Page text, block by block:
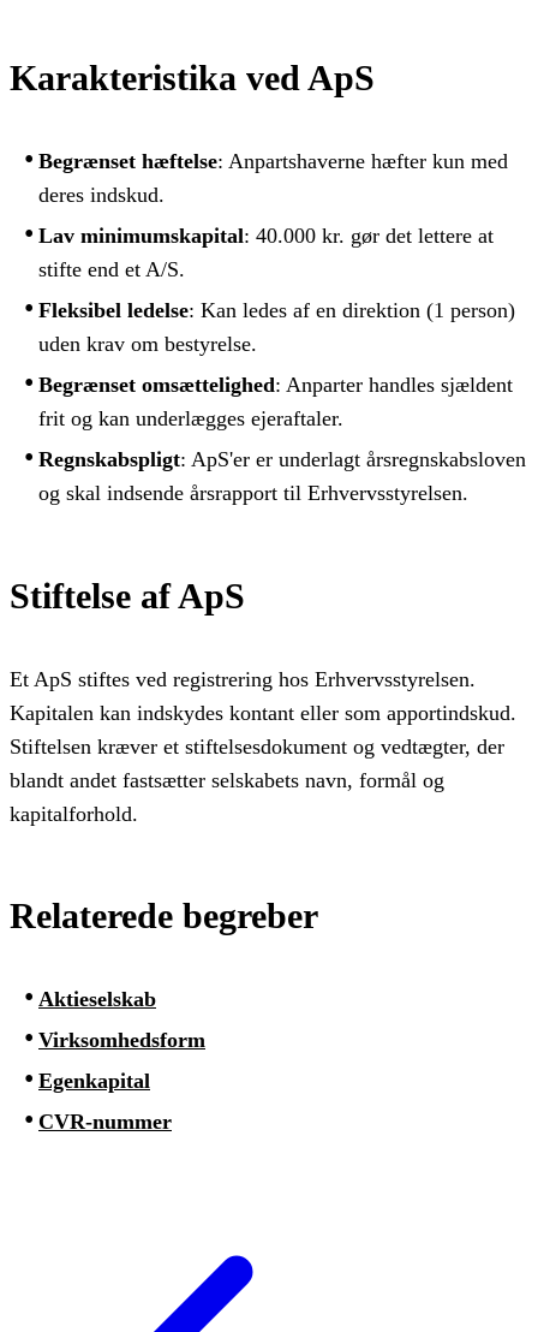
Karakteristika ved ApS
Begrænset hæftelse: Anpartshaverne hæfter kun med
deres indskud.
Lav minimumskapital: 40.000 kr. gør det lettere at
stifte end et A/S.
Fleksibel ledelse: Kan ledes af en direktion (1 person)
uden krav om bestyrelse.
Begrænset omsættelighed: Anparter handles sjældent
frit og kan underlægges ejeraftaler.
Regnskabspligt: ApS'er er underlagt årsregnskabsloven
og skal indsende årsrapport til Erhvervsstyrelsen.
Stiftelse af ApS
Et ApS stiftes ved registrering hos Erhvervsstyrelsen.
Kapitalen kan indskydes kontant eller som apportindskud.
Stiftelsen kræver et stiftelsesdokument og vedtægter, der
blandt andet fastsætter selskabets navn, formål og
kapitalforhold.
Relaterede begreber
Aktieselskab
Virksomhedsform
Egenkapital
CVR-nummer